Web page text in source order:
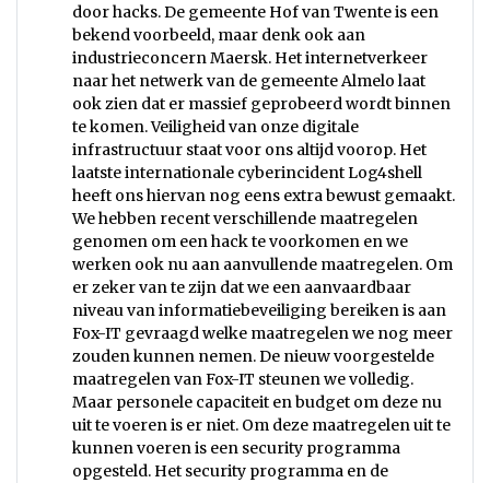
door hacks. De gemeente Hof van Twente is een
bekend voorbeeld, maar denk ook aan
industrieconcern Maersk. Het internetverkeer
naar het netwerk van de gemeente Almelo laat
ook zien dat er massief geprobeerd wordt binnen
te komen. Veiligheid van onze digitale
infrastructuur staat voor ons altijd voorop. Het
laatste internationale cyberincident Log4shell
heeft ons hiervan nog eens extra bewust gemaakt.
We hebben recent verschillende maatregelen
genomen om een hack te voorkomen en we
werken ook nu aan aanvullende maatregelen. Om
er zeker van te zijn dat we een aanvaardbaar
niveau van informatiebeveiliging bereiken is aan
Fox-IT gevraagd welke maatregelen we nog meer
zouden kunnen nemen. De nieuw voorgestelde
maatregelen van Fox-IT steunen we volledig.
Maar personele capaciteit en budget om deze nu
uit te voeren is er niet. Om deze maatregelen uit te
kunnen voeren is een security programma
opgesteld. Het security programma en de